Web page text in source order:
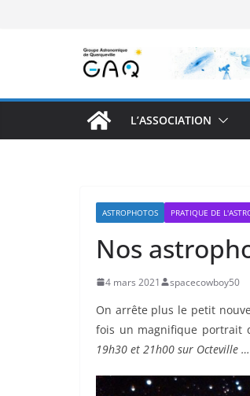
L’ASSOCIATION
ASTROPHOTOS PRATIQUE DE
Nos
4 mars 2021 spacecowboy50
On arrête plus le petit
fois un magnifique portrait
19h30 et 21h00 sur Octeville …